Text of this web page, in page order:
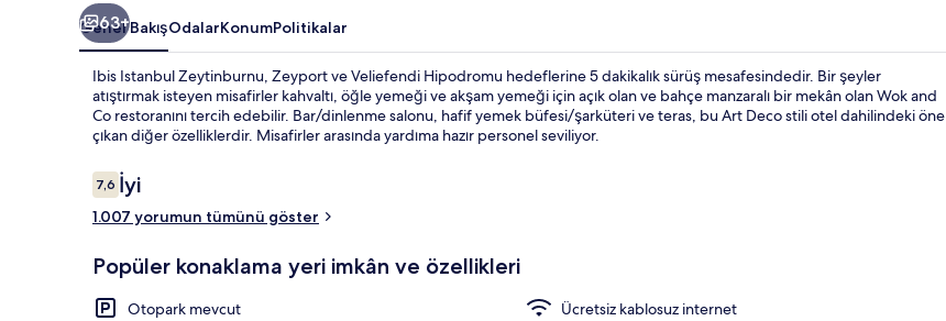
Kahvaltı, öğle yemeği ve akşam yemeği sunulur
63+
Genel BakışOdalarKonumPolitikalar
Ibis Istanbul Zeytinburnu, Zeyport ve Veliefendi Hipodromu hedeflerine 5 dakikalık sürüş mesafesindedir. Bir şeyler
atıştırmak isteyen misafirler kahvaltı, öğle yemeği ve akşam yemeği için açık olan ve bahçe manzaralı bir mekân olan Wok and
Co restoranını tercih edebilir. Bar/dinlenme salonu, hafif yemek büfesi/şarküteri ve teras, bu Art Deco stili otel dahilindeki öne
çıkan diğer özelliklerdir. Misafirler arasında yardıma hazır personel seviliyor.
Yorumlar
7,67,6/10
İyi
1.007 yorumun tümünü göster
Popüler konaklama yeri imkân ve özellikleri
Otopark mevcut
Ücretsiz kablosuz internet